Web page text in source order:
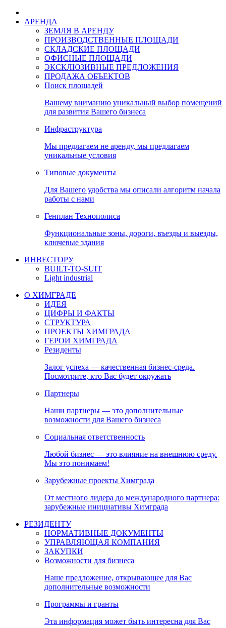
АРЕНДА
ЗЕМЛЯ В АРЕНДУ
ПРОИЗВОДСТВЕННЫЕ ПЛОЩАДИ
СКЛАДСКИЕ ПЛОЩАДИ
ОФИСНЫЕ ПЛОЩАДИ
ЭКСКЛЮЗИВНЫЕ ПРЕДЛОЖЕНИЯ
ПРОДАЖА ОБЪЕКТОВ
Поиск площадей
Вашему вниманию уникальный выбор помещений
для развития Вашего бизнеса
Инфраструктура
Мы предлагаем не аренду, мы предлагаем
уникальные условия
Типовые документы
Для Вашего удобства мы описали алгоритм начала
работы с нами
Генплан Технополиса
Функциональные зоны, дороги, въезды и выезды,
ключевые здания
ИНВЕСТОРУ
BUILT-TO-SUIT
Light industrial
О ХИМГРАДЕ
ИДЕЯ
ЦИФРЫ И ФАКТЫ
СТРУКТУРА
ПРОЕКТЫ ХИМГРАДА
ГЕРОИ ХИМГРАДА
Резиденты
Залог успеха — качественная бизнес-среда.
Посмотрите, кто Вас будет окружать
Партнеры
Наши партнеры — это дополнительные
возможности для Вашего бизнеса
Социальная ответственность
Любой бизнес — это влияние на внешнюю среду.
Мы это понимаем!
Зарубежные проекты Химграда
От местного лидера до международного партнера:
зарубежные инициативы Химграда
РЕЗИДЕНТУ
НОРМАТИВНЫЕ ДОКУМЕНТЫ
УПРАВЛЯЮЩАЯ КОМПАНИЯ
ЗАКУПКИ
Возможности для бизнеса
Наше предложение, открывающее для Вас
дополнительные возможности
Программы и гранты
Эта информация может быть интересна для Вас